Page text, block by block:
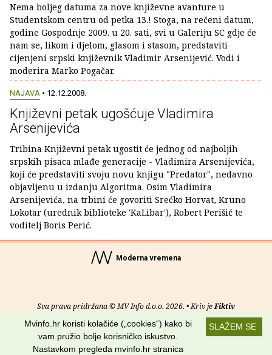
Nema boljeg datuma za nove književne avanture u
Studentskom centru od petka 13.! Stoga, na rečeni datum,
godine Gospodnje 2009. u 20. sati, svi u Galeriju SC gdje će
nam se, likom i djelom, glasom i stasom, predstaviti
cijenjeni srpski književnik Vladimir Arsenijević. Vodi i
moderira Marko Pogačar.
NAJAVA • 12.12.2008.
Književni petak ugošćuje Vladimira
Arsenijevića
Tribina Književni petak ugostit će jednog od najboljih
srpskih pisaca mlađe generacije - Vladimira Arsenijevića,
koji će predstaviti svoju novu knjigu "Predator", nedavno
objavljenu u izdanju Algoritma. Osim Vladimira
Arsenijevića, na trbini će govoriti Srećko Horvat, Kruno
Lokotar (urednik biblioteke 'KaLibar'), Robert Perišić te
voditelj Boris Perić.
Moderna vremena
Sva prava pridržana © MV Info d.o.o. 2026. • Kriv jeFiktiv
O nama• Pomoć• Uvjeti korištenja•RSS kanali
Potraži nas na:
SLAŽEM SE
Mvinfo.hr koristi kolačiće („cookies“) kako bi
vam pružio bolje korisničko iskustvo.
Nastavkom pregleda mvinfo.hr stranica